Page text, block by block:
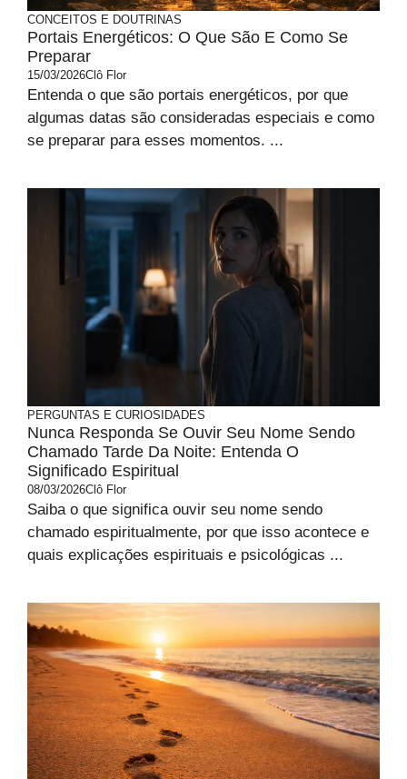
CONCEITOS E DOUTRINAS
Portais Energéticos: O Que São E Como Se
Preparar
15/03/2026Clô Flor
Entenda o que são portais energéticos, por que
algumas datas são consideradas especiais e como
se preparar para esses momentos. ...
PERGUNTAS E CURIOSIDADES
Nunca Responda Se Ouvir Seu Nome Sendo
Chamado Tarde Da Noite: Entenda O
Significado Espiritual
08/03/2026Clô Flor
Saiba o que significa ouvir seu nome sendo
chamado espiritualmente, por que isso acontece e
quais explicações espirituais e psicológicas ...